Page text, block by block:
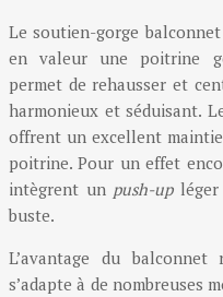
Le soutien-gorge
en valeur une poitrine
permet de rehausser et
harmonieux et séduisant.
offrent un excellent
poitrine. Pour un effet
intègrent un push-upléger
buste.
L’avantage du
s’adapte à de nombreuses